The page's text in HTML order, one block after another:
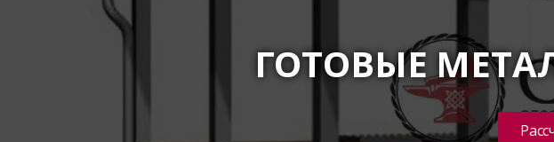
ГОТОВЫЕ